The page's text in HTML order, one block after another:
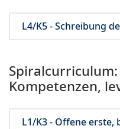
L4/K5 - Schreibung
Kompetenzen,
L1/K3 - Offene erste,